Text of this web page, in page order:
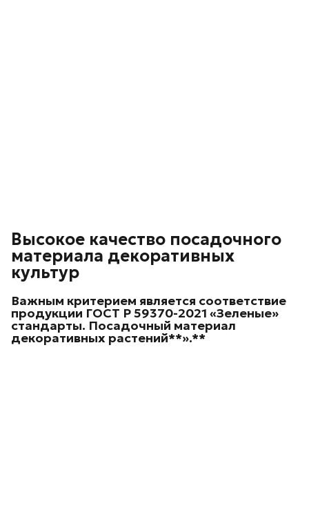
Высокое качество посадочного
материала декоративных
культур
Важным критерием является соответствие
продукции ГОСТ Р 59370-2021 «Зеленые»
стандарты. Посадочный материал
декоративных растений**».**